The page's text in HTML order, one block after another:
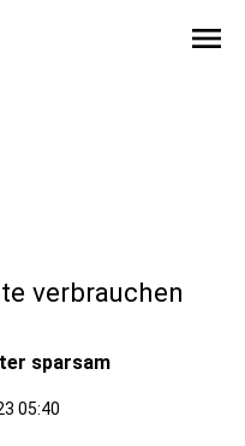
menu
verbrauchen
sparsam
05:40